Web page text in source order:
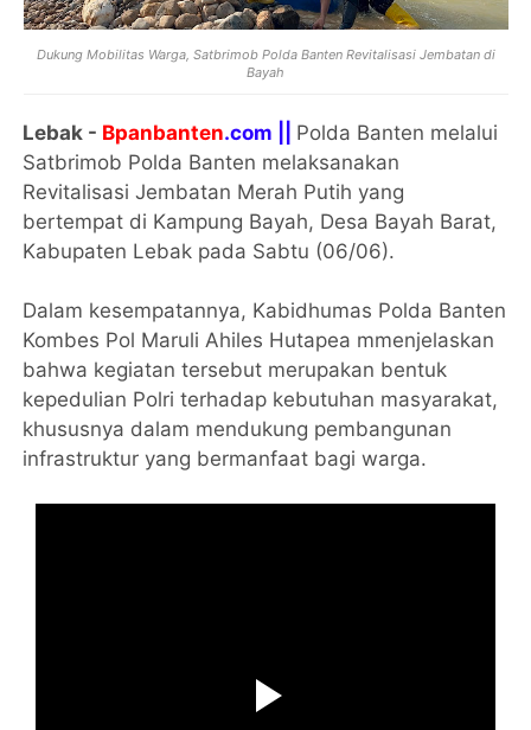
Dukung Mobilitas Warga, Satbrimob Polda Banten Revitalisasi Jembatan di
Bayah
Lebak - Bpanbanten.com || Polda Banten melalui
Satbrimob Polda Banten melaksanakan
Revitalisasi Jembatan Merah Putih yang
bertempat di Kampung Bayah, Desa Bayah Barat,
Kabupaten Lebak pada Sabtu (06/06).
Dalam kesempatannya, Kabidhumas Polda Banten
Kombes Pol Maruli Ahiles Hutapea mmenjelaskan
bahwa kegiatan tersebut merupakan bentuk
kepedulian Polri terhadap kebutuhan masyarakat,
khususnya dalam mendukung pembangunan
infrastruktur yang bermanfaat bagi warga.